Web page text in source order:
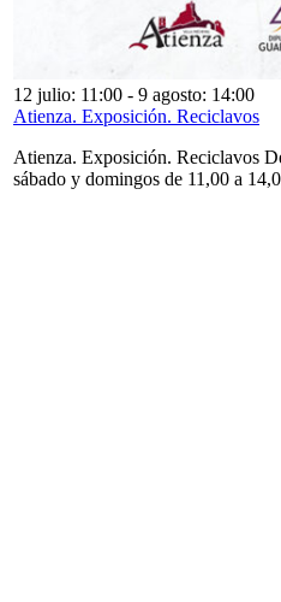
12 julio: 11:00 - 9 agosto: 14:00
Atienza. Exposición. Reciclavos
Atienza. Exposición. Reciclavos
sábado y domingos de 11,00 a